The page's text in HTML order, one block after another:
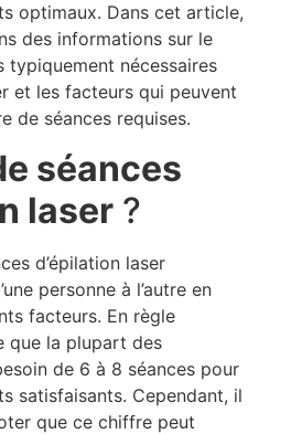
optimaux. Dans cet article,
des informations sur le
typiquement nécessaires
et les facteurs qui peuvent
de séances requises.
séances
laser ?
d’épilation laser
personne à l’autre en
facteurs. En règle
que la plupart des
de 6 à 8 séances pour
satisfaisants. Cependant, il
que ce chiffre peut